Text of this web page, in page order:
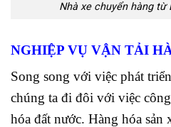
Nhà xe chuyển hàng từ
NGHIỆP VỤ VẬN TẢI
Song song với việc phát
chúng ta đi đôi với việc
hóa đất nước. Hàng hóa sản